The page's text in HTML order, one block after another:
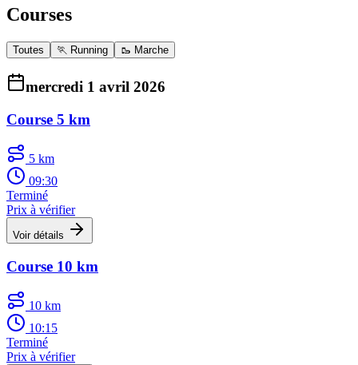
Courses
Toutes 🏃 Running 🥾 Marche
mercredi 1 avril 2026
Course 5 km
5 km
09:30
Terminé
Prix à vérifier
Voir détails
Course 10 km
10 km
10:15
Terminé
Prix à vérifier